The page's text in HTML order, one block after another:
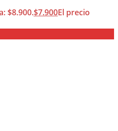
$8.900.$7.900El precio